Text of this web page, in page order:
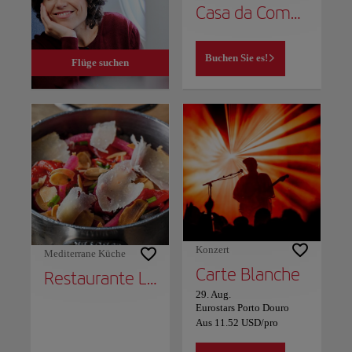
Flüge suchen
Casa da Companhia Hotel, Vignette Collection
Buchen Sie es!
Mediterrane Küche
Restaurante LSD
Konzert
Carte Blanche
29. Aug.
Eurostars Porto Douro
Aus 11.52 USD/pro